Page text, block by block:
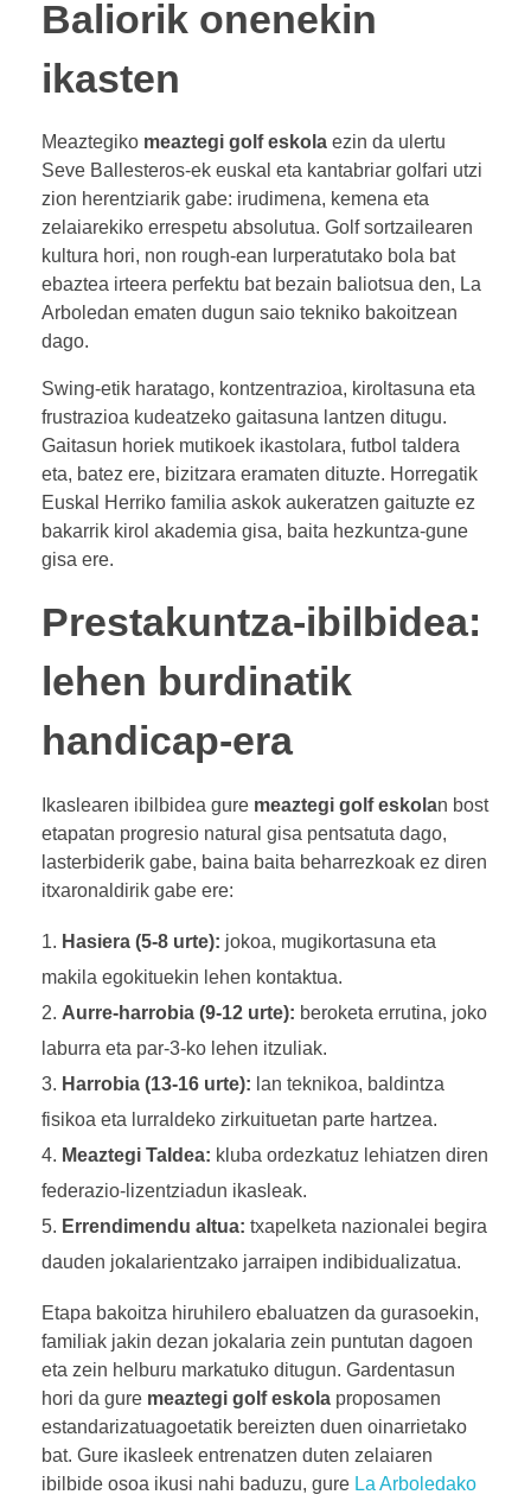
Baliorik onenekin
ikasten
Meaztegiko meaztegi golf eskola ezin da ulertu
Seve Ballesteros-ek euskal eta kantabriar golfari utzi
zion herentziarik gabe: irudimena, kemena eta
zelaiarekiko errespetu absolutua. Golf sortzailearen
kultura hori, non rough-ean lurperatutako bola bat
ebaztea irteera perfektu bat bezain baliotsua den, La
Arboledan ematen dugun saio tekniko bakoitzean
dago.
Swing-etik haratago, kontzentrazioa, kiroltasuna eta
frustrazioa kudeatzeko gaitasuna lantzen ditugu.
Gaitasun horiek mutikoek ikastolara, futbol taldera
eta, batez ere, bizitzara eramaten dituzte. Horregatik
Euskal Herriko familia askok aukeratzen gaituzte ez
bakarrik kirol akademia gisa, baita hezkuntza-gune
gisa ere.
Prestakuntza-ibilbidea:
lehen burdinatik
handicap-era
Ikaslearen ibilbidea gure meaztegi golf eskolan bost
etapatan progresio natural gisa pentsatuta dago,
lasterbiderik gabe, baina baita beharrezkoak ez diren
itxaronaldirik gabe ere:
Hasiera (5-8 urte): jokoa, mugikortasuna eta
makila egokituekin lehen kontaktua.
Aurre-harrobia (9-12 urte): beroketa errutina, joko
laburra eta par-3-ko lehen itzuliak.
Harrobia (13-16 urte): lan teknikoa, baldintza
fisikoa eta lurraldeko zirkuituetan parte hartzea.
Meaztegi Taldea: kluba ordezkatuz lehiatzen diren
federazio-lizentziadun ikasleak.
Errendimendu altua: txapelketa nazionalei begira
dauden jokalarientzako jarraipen indibidualizatua.
Etapa bakoitza hiruhilero ebaluatzen da gurasoekin,
familiak jakin dezan jokalaria zein puntutan dagoen
eta zein helburu markatuko ditugun. Gardentasun
hori da gure meaztegi golf eskola proposamen
estandarizatuagoetatik bereizten duen oinarrietako
bat. Gure ikasleek entrenatzen duten zelaiaren
ibilbide osoa ikusi nahi baduzu, gure La Arboledako